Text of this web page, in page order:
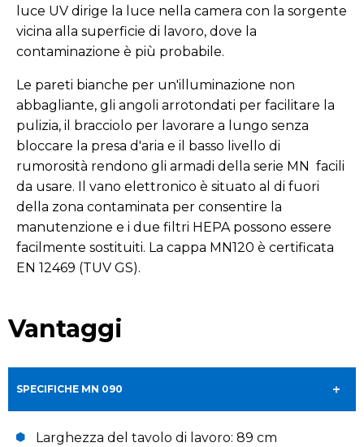
luce UV dirige la luce nella camera con la sorgente
vicina alla superficie di lavoro, dove la
contaminazione è più probabile.
Le pareti bianche per un'illuminazione non
abbagliante, gli angoli arrotondati per facilitare la
pulizia, il bracciolo per lavorare a lungo senza
bloccare la presa d'aria e il basso livello di
rumorosità rendono gli armadi della serie MN facili
da usare. Il vano elettronico è situato al di fuori
della zona contaminata per consentire la
manutenzione e i due filtri HEPA possono essere
facilmente sostituiti. La cappa MN120 è certificata
EN 12469 (TUV GS).
Vantaggi
SPECIFICHE MN 090
Larghezza del tavolo di lavoro: 89 cm